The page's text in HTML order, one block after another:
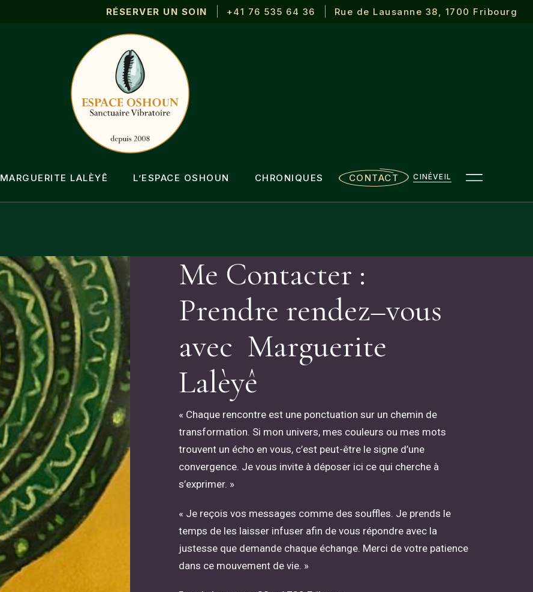
RÉSERVER UN SOIN +41 76 535 64 36 Rue de Lausanne 38, 1700 Fribourg
MARGUERITE LALÈYÊ L’ESPACE OSHOUN CHRONIQUES CONTACT CINÉVEIL
Me Contacter :
Prendre rendez–vous
avec Marguerite
Lalèyê
« Chaque rencontre est une ponctuation sur un chemin de
transformation. Si mon univers, mes couleurs ou mes mots
trouvent un écho en vous, c’est peut-être le signe d’une
convergence. Je vous invite à déposer ici ce qui cherche à
s’exprimer. »
« Je reçois vos messages comme des souffles. Je prends le
temps de les laisser infuser afin de vous répondre avec la
justesse que demande chaque échange. Merci de votre patience
dans ce mouvement de vie. »